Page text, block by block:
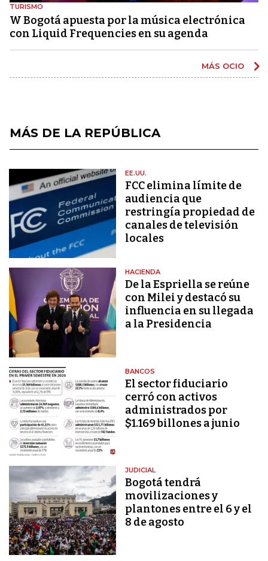
TURISMO
W Bogotá apuesta por la música electrónica
con Liquid Frequencies en su agenda
MÁS OCIO
MÁS DE LA REPÚBLICA
EE.UU.
FCC elimina límite de
audiencia que
restringía propiedad de
canales de televisión
locales
HACIENDA
De la Espriella se reúne
con Milei y destacó su
influencia en su llegada
a la Presidencia
BANCOS
El sector fiduciario
cerró con activos
administrados por
$1.169 billones a junio
JUDICIAL
Bogotá tendrá
movilizaciones y
plantones entre el 6 y el
8 de agosto